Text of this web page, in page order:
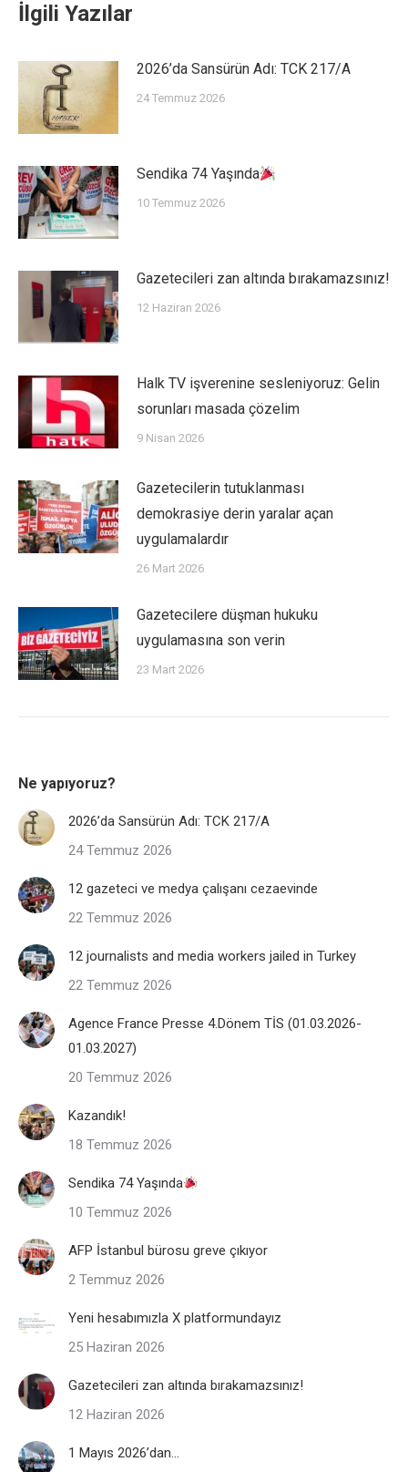
İlgili Yazılar
2026’da Sansürün Adı: TCK 217/A
24 Temmuz 2026
Sendika 74 Yaşında
10 Temmuz 2026
Gazetecileri zan altında bırakamazsınız!
12 Haziran 2026
Halk TV işverenine sesleniyoruz: Gelin
sorunları masada çözelim
9 Nisan 2026
Gazetecilerin tutuklanması
demokrasiye derin yaralar açan
uygulamalardır
26 Mart 2026
Gazetecilere düşman hukuku
uygulamasına son verin
23 Mart 2026
Ne yapıyoruz?
2026’da Sansürün Adı: TCK 217/A
24 Temmuz 2026
12 gazeteci ve medya çalışanı cezaevinde
22 Temmuz 2026
12 journalists and media workers jailed in Turkey
22 Temmuz 2026
Agence France Presse 4.Dönem TİS (01.03.2026-
01.03.2027)
20 Temmuz 2026
Kazandık!
18 Temmuz 2026
Sendika 74 Yaşında
10 Temmuz 2026
AFP İstanbul bürosu greve çıkıyor
2 Temmuz 2026
Yeni hesabımızla X platformundayız
25 Haziran 2026
Gazetecileri zan altında bırakamazsınız!
12 Haziran 2026
1 Mayıs 2026’dan…